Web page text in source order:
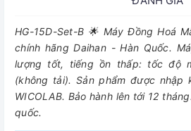
HG-15D-Set-B 🌟 Máy Đồng Hoá
chính hãng Daihan - Hàn Quốc.
lượng tốt, tiếng ồn thấp: tốc độ
(không tải). Sản phẩm được nhập
WICOLAB. Bảo hành lên tới 12
quốc.